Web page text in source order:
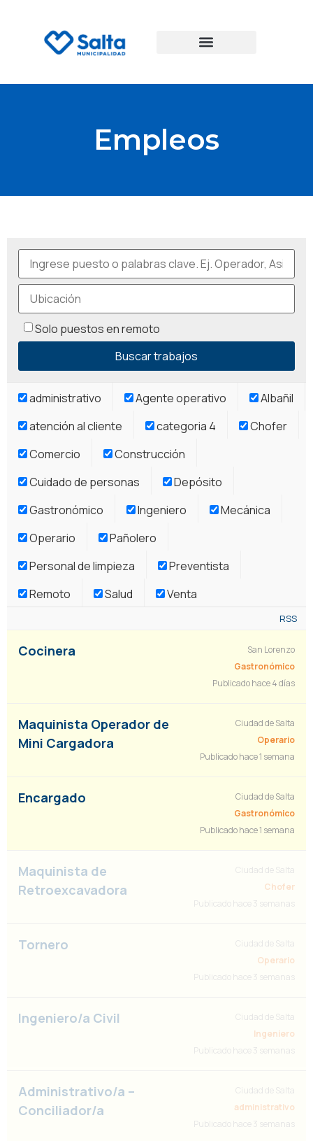
Empleos
Solo puestos en remoto
administrativo Agente operativo
Albañil
atención al cliente
categoria 4
Chofer
Comercio
Construcción
Cuidado de personas
Depósito
Gastronómico
Ingeniero
Mecánica
Operario
Pañolero
Personal de limpieza
Preventista
Remoto
Salud Venta
RSS
Cocinera
San Lorenzo
Gastronómico
Publicado hace 4 días
Maquinista Operador de
Mini Cargadora
Ciudad de Salta
Operario
Publicado hace 1 semana
Encargado
Ciudad de Salta
Gastronómico
Publicado hace 1 semana
Maquinista de
Retroexcavadora
Ciudad de Salta
Chofer
Publicado hace 3 semanas
Tornero
Ciudad de Salta
Operario
Publicado hace 3 semanas
Ingeniero/a Civil
Ciudad de Salta
Ingeniero
Publicado hace 3 semanas
Administrativo/a –
Conciliador/a
Ciudad de Salta
administrativo
Publicado hace 3 semanas